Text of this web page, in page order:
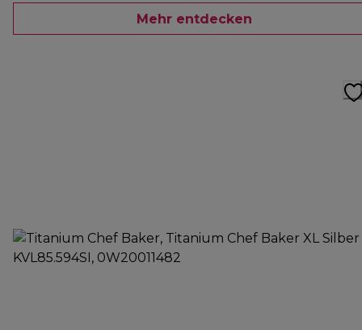
Mehr entdecken